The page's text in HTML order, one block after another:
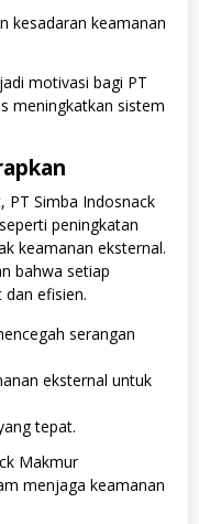
kesadaran keamanan
motivasi bagi PT
meningkatkan sistem
PT Simba Indosnack
peningkatan
keamanan eksternal.
bahwa setiap
efisien.
serangan
eksternal untuk
tepat.
Makmur
menjaga keamanan